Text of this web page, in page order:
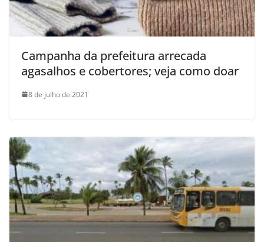
Campanha da prefeitura arrecada
agasalhos e cobertores; veja como doar
8 de julho de 2021